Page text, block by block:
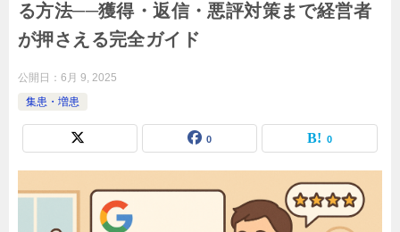
る方法──獲得・返信・悪評対策まで経営者
が押さえる完全ガイド
公開日： 6月 9, 2025
集患・増患
0 0